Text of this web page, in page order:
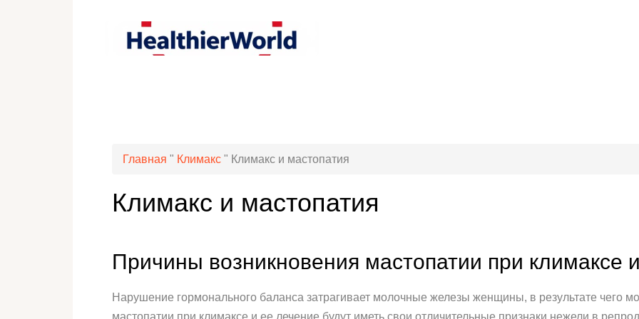
Главная " Климакс " Климакс и мастопатия
Климакс и мастопатия
Причины возникновения мастопатии при климаксе
Нарушение гормонального баланса затрагивает молочные железы женщины, в результате чего
мастопатии при климаксе и ее лечение будут иметь свои отличительные признаки нежели в